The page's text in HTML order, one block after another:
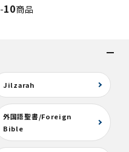
-10商品
Jilzarah
外国語聖書/Foreign
Bible